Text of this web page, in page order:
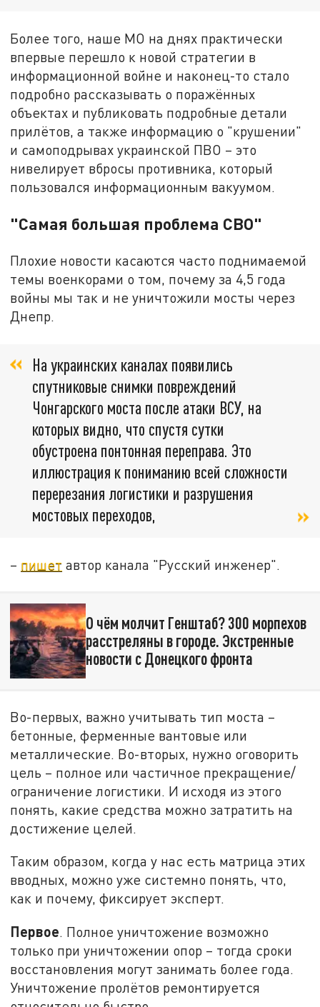
Более того, наше МО на днях практически
впервые перешло к новой стратегии в
информационной войне и наконец-то стало
подробно рассказывать о поражённых
объектах и публиковать подробные детали
прилётов, а также информацию о "крушении"
и самоподрывах украинской ПВО – это
нивелирует вбросы противника, который
пользовался информационным вакуумом.
"Самая большая проблема СВО"
Плохие новости касаются часто поднимаемой
темы военкорами о том, почему за 4,5 года
войны мы так и не уничтожили мосты через
Днепр.
На украинских каналах появились
спутниковые снимки повреждений
Чонгарского моста после атаки ВСУ, на
которых видно, что спустя сутки
обустроена понтонная переправа. Это
иллюстрация к пониманию всей сложности
перерезания логистики и разрушения
мостовых переходов,
– пишет автор канала "Русский инженер".
О чём молчит Генштаб? 300 морпехов
расстреляны в городе. Экстренные
новости с Донецкого фронта
Во-первых, важно учитывать тип моста –
бетонные, ферменные вантовые или
металлические. Во-вторых, нужно оговорить
цель – полное или частичное прекращение/
ограничение логистики. И исходя из этого
понять, какие средства можно затратить на
достижение целей.
Таким образом, когда у нас есть матрица этих
вводных, можно уже системно понять, что,
как и почему, фиксирует эксперт.
Первое. Полное уничтожение возможно
только при уничтожении опор – тогда сроки
восстановления могут занимать более года.
Уничтожение пролётов ремонтируется